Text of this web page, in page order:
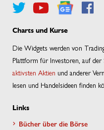
Charts und Kurse
Die Widgets werden von
Plattform für Investoren, auf der
aktivsten Aktien und anderer
lesen und Handelsideen finden
Links
Bücher über die Börse